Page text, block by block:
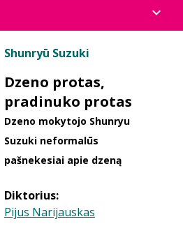
Shunryū Suzuki
Dzeno protas,
pradinuko protas
Dzeno mokytojo Shunryu
Suzuki neformalūs
pašnekesiai apie dzeną
Diktorius:
Pijus Narijauskas